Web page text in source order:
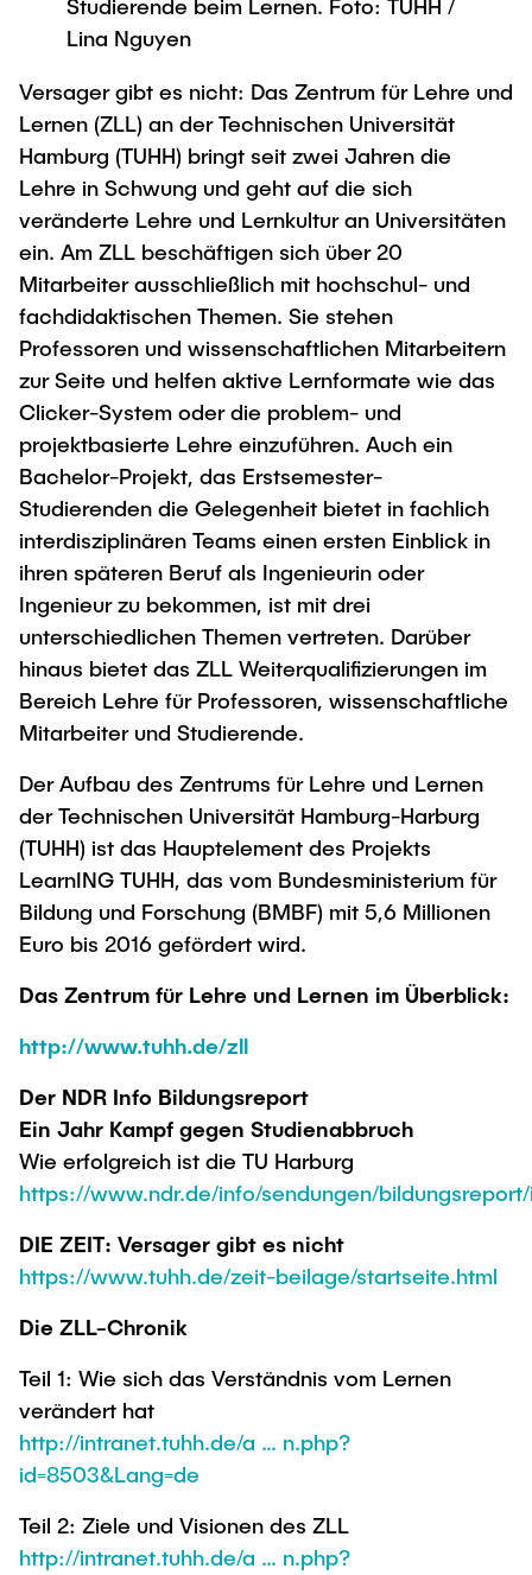
Newsroom
Press Release
Flyers and brochures
University magazine spektrum
Events
Merchandise-Shop
Working at TU Hamburg
Job opportunities
Faculty recruiting
Information for new employees
Internal Information
Around student life
study organization
AI in Education
After Graduation
Alumni
Career Center
Graduate Academy
Doctoral Degrees
Continuing Education
UNU HUB "Engineering to Face Climate
Research Funding
Early Career Research Support
Good Scientific Practice
Future Lectures
Team
Research & Transfer News
Interdisciplinary Workshop of the FSP
"Biobased Processes and Reactor
Technologies"
Process Engineering
Study programs
Research and Institutes
Technology and Innovation in Education
News
Research and Institutes
Management Sciences and Technology
Study Programs
Research and Institutes
Mechanical Engineering
Study programs
Research and institutes
Joint School of Multidisciplinary Studies
Institutes
Overview
Exchange students
Intercultural Hub
International Scholars & Guests
Partnerships and Strategy
Study Exchange Partnerships
How to establish partnerships
Strategy
ECIU University
Contacts & International Team
Studierende beim Lernen. Foto: TUHH /
Lina Nguyen
Versager gibt es nicht: Das Zentrum für Lehre und
Lernen (ZLL) an der Technischen Universität
Hamburg (TUHH) bringt seit zwei Jahren die
Lehre in Schwung und geht auf die sich
veränderte Lehre und Lernkultur an Universitäten
ein. Am ZLL beschäftigen sich über 20
Mitarbeiter ausschließlich mit hochschul- und
fachdidaktischen Themen. Sie stehen
Professoren und wissenschaftlichen Mitarbeitern
zur Seite und helfen aktive Lernformate wie das
Clicker-System oder die problem- und
projektbasierte Lehre einzuführen. Auch ein
Bachelor-Projekt, das Erstsemester-
Studierenden die Gelegenheit bietet in fachlich
interdisziplinären Teams einen ersten Einblick in
ihren späteren Beruf als Ingenieurin oder
Ingenieur zu bekommen, ist mit drei
unterschiedlichen Themen vertreten. Darüber
hinaus bietet das ZLL Weiterqualifizierungen im
Bereich Lehre für Professoren, wissenschaftliche
Mitarbeiter und Studierende.
Der Aufbau des Zentrums für Lehre und Lernen
der Technischen Universität Hamburg-Harburg
(TUHH) ist das Hauptelement des Projekts
LearnING TUHH, das vom Bundesministerium für
Bildung und Forschung (BMBF) mit 5,6 Millionen
Euro bis 2016 gefördert wird.
Das Zentrum für Lehre und Lernen im Überblick:
http://www.tuhh.de/zll
Der NDR Info Bildungsreport
Ein Jahr Kampf gegen Studienabbruch
Wie erfolgreich ist die TU Harburg
https://www.ndr.de/info/sendungen/
DIE ZEIT: Versager gibt es nicht
https://www.tuhh.de/zeit-beilage/startseite.html
Die ZLL-Chronik
Teil 1: Wie sich das Verständnis vom Lernen
verändert hat
http://intranet.tuhh.de/a … n.php?
id=8503&Lang=de
Teil 2: Ziele und Visionen des ZLL
http://intranet.tuhh.de/a … n.php?